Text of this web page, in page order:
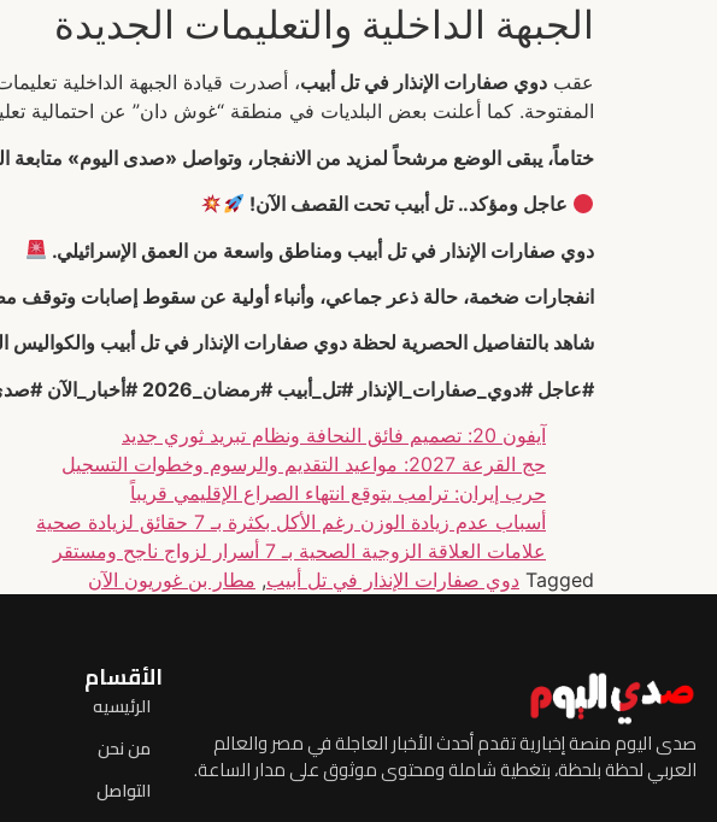
الجبهة الداخلية والتعليمات الجديدة
عقب دوي صفارات الإنذار في تل أبيب، أصدرت قيادة الجبهة الداخلية
المفتوحة. كما أعلنت بعض البلديات في منطقة “غوش دان” عن احتمالية
ختاماً، يبقى الوضع مرشحاً لمزيد من الانفجار، وتواصل «صدى اليوم» متابعة
عاجل ومؤكد.. تل أبيب تحت القصف الآن!
دوي صفارات الإنذار في تل أبيب ومناطق واسعة من العمق الإسرائيلي.
انفجارات ضخمة، حالة ذعر جماعي، وأنباء أولية عن سقوط إصابات وتوقف
شاهد بالتفاصيل الحصرية لحظة دوي صفارات الإنذار في تل أبيب والكواليس
#عاجل #دوي_صفارات_الإنذار #تل_أبيب #رمضان_2026 #أخبار_الآن #صدى_اليوم #breaking_news
آيفون 20: تصميم فائق النحافة ونظام تبريد ثوري جديد
حج القرعة 2027: مواعيد التقديم والرسوم وخطوات التسجيل
حرب إيران: ترامب يتوقع انتهاء الصراع الإقليمي قريباً
أسباب عدم زيادة الوزن رغم الأكل بكثرة بـ 7 حقائق لزيادة صحية
علامات العلاقة الزوجية الصحية بـ 7 أسرار لزواج ناجح ومستقر
Tagged دوي صفارات الإنذار في تل أبيب, مطار بن غوريون الآن
صدى اليوم منصة إخبارية تقدم أحدث الأخبار العاجلة في مصر والعالم
العربي لحظة بلحظة، بتغطية شاملة ومحتوى موثوق على مدار الساعة.
الأقسام
الرئيسيه
من نحن
التواصل